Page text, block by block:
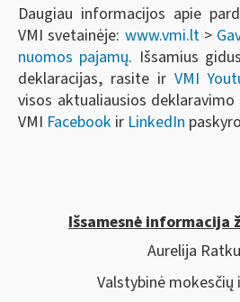
Daugiau informacijos apie
VMI svetainėje: www.vmi.lt>
nuomos pajamų. Išsamius
deklaracijas, rasite ir VMI
visos aktualiausios
VMI Facebook ir LinkedIn
Išsamesnė informacija
Aurelija
Valstybinė mokesčių